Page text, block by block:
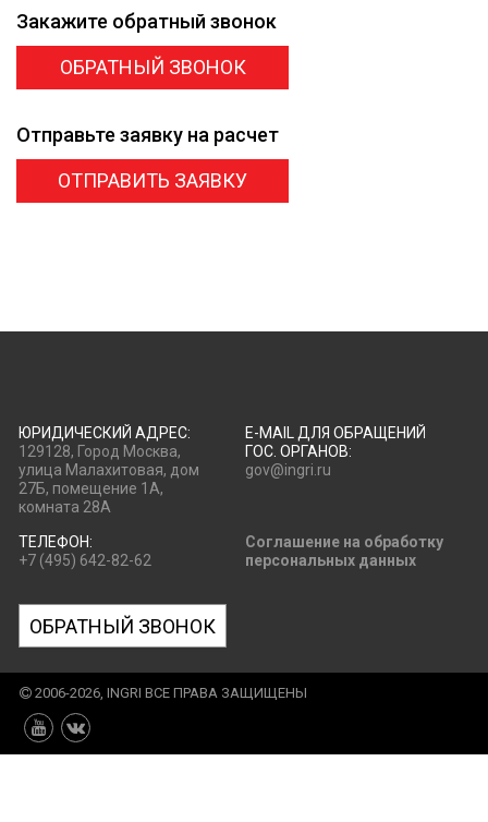
Закажите обратный звонок
ОБРАТНЫЙ ЗВОНОК
Отправьте заявку на расчет
ОТПРАВИТЬ ЗАЯВКУ
ЮРИДИЧЕСКИЙ АДРЕС:
129128, Город Москва,
улица Малахитовая, дом
27Б, помещение 1А,
комната 28А
E-MAIL ДЛЯ ОБРАЩЕНИЙ
ГОС. ОРГАНОВ:
gov@ingri.ru
ТЕЛЕФОН:
+7 (495) 642-82-62
Соглашение на обработку
персональных данных
ОБРАТНЫЙ ЗВОНОК
2006-2026, INGRI ВСЕ ПРАВА ЗАЩИЩЕНЫ